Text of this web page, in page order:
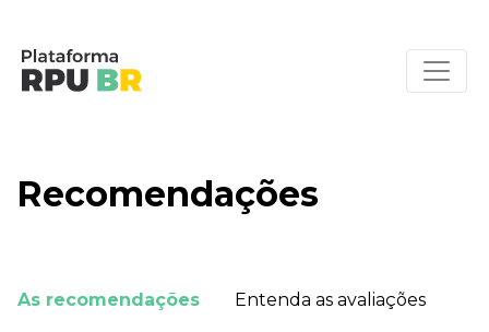
Recomendações
As recomendações Entenda as avaliações